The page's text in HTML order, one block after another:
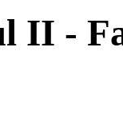
II -